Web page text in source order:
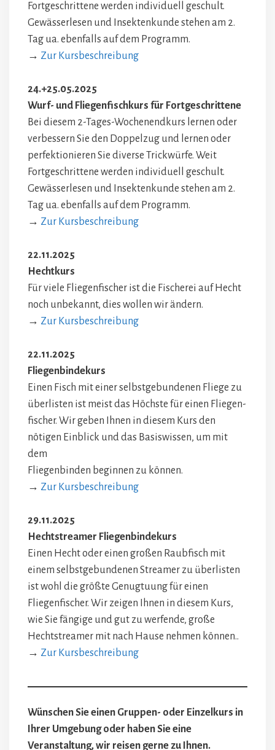
Fortgeschrittene werden individuell geschult.
Gewässerlesen und Insektenkunde stehen am 2.
Tag ua. ebenfalls auf dem Programm.
→ Zur Kursbeschreibung
24.+25.05.2025
Wurf- und Fliegenfischkurs für Fortgeschrittene
Bei diesem 2-Tages-Wochenendkurs lernen oder
verbessern Sie den Doppelzug und lernen oder
perfektionieren Sie diverse Trickwürfe. Weit
Fortgeschrittene werden individuell geschult.
Gewässerlesen und Insektenkunde stehen am 2.
Tag ua. ebenfalls auf dem Programm.
→ Zur Kursbeschreibung
22.11.2025
Hechtkurs
Für viele Fliegenfischer ist die Fischerei auf Hecht
noch unbekannt, dies wollen wir ändern.
→ Zur Kursbeschreibung
22.11.2025
Fliegenbindekurs
Einen Fisch mit einer selbstgebundenen Fliege zu
überlisten ist meist das Höchste für einen Fliegen-
fischer. Wir geben Ihnen in diesem Kurs den
nötigen Einblick und das Basiswissen, um mit
dem
Fliegenbinden beginnen zu können.
→ Zur Kursbeschreibung
29.11.2025
Hechtstreamer Fliegenbindekurs
Einen Hecht oder einen großen Raubfisch mit
einem selbstgebundenen Streamer zu überlisten
ist wohl die größte Genugtuung für einen
Fliegenfischer. Wir zeigen Ihnen in diesem Kurs,
wie Sie fängige und gut zu werfende, große
Hechtstreamer mit nach Hause nehmen können..
→ Zur Kursbeschreibung
Wünschen Sie einen Gruppen- oder Einzelkurs in
Ihrer Umgebung oder haben Sie eine
Veranstaltung, wir reisen gerne zu Ihnen.